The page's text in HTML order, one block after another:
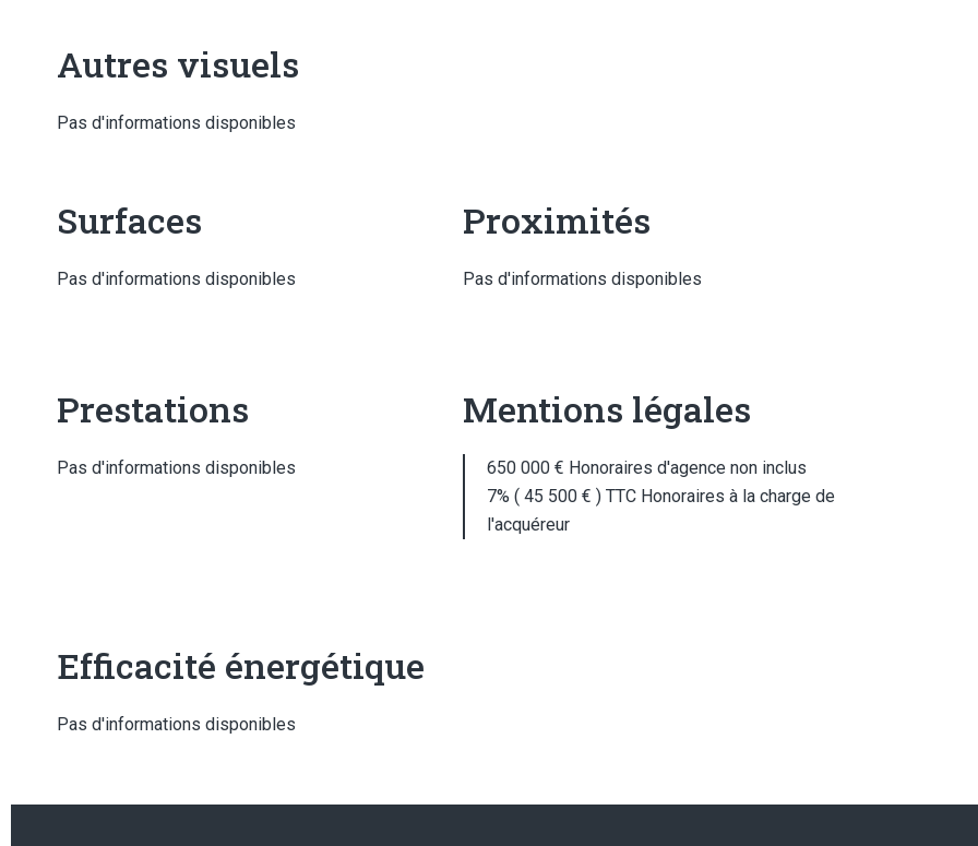
Autres visuels
Pas d'informations disponibles
Surfaces
Pas d'informations disponibles
Proximités
Pas d'informations disponibles
Prestations
Pas d'informations disponibles
Mentions légales
650 000 € Honoraires d'agence non inclus
7% ( 45 500 € ) TTC Honoraires à la charge de
l'acquéreur
Efficacité énergétique
Pas d'informations disponibles